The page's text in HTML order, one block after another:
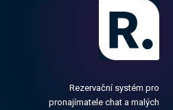
Rezervační systém pro
pronajímatele chat a malých